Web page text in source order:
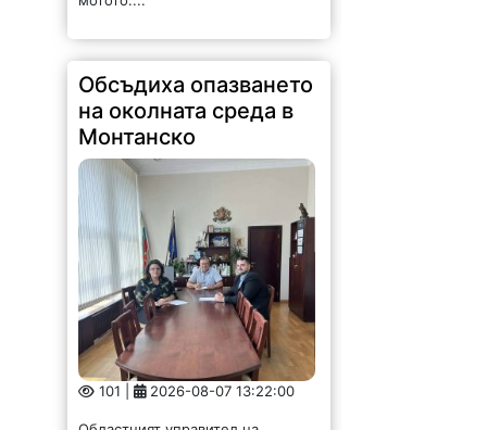
101 | 2026-08-07 13:22:00
Областният управител на
Монтана Иван Каменов и
заместник областният управител
Зорница Михайлова проведоха
работна среща с новоназначения
директор на РИОСВ - Светослав
Илиев. По време на срещата бяха
обсъдени приоритетите в...